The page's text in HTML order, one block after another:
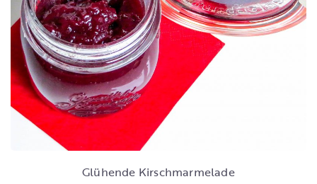
Glühende Kirschmarmelade